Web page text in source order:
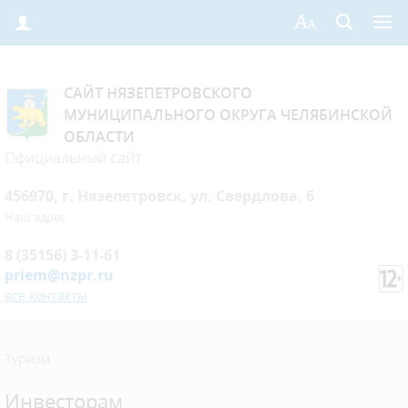
САЙТ НЯЗЕПЕТРОВСКОГО
МУНИЦИПАЛЬНОГО ОКРУГА ЧЕЛЯБИНСКОЙ
ОБЛАСТИ
priem@nzpr.ru
все контакты
Инвесторам